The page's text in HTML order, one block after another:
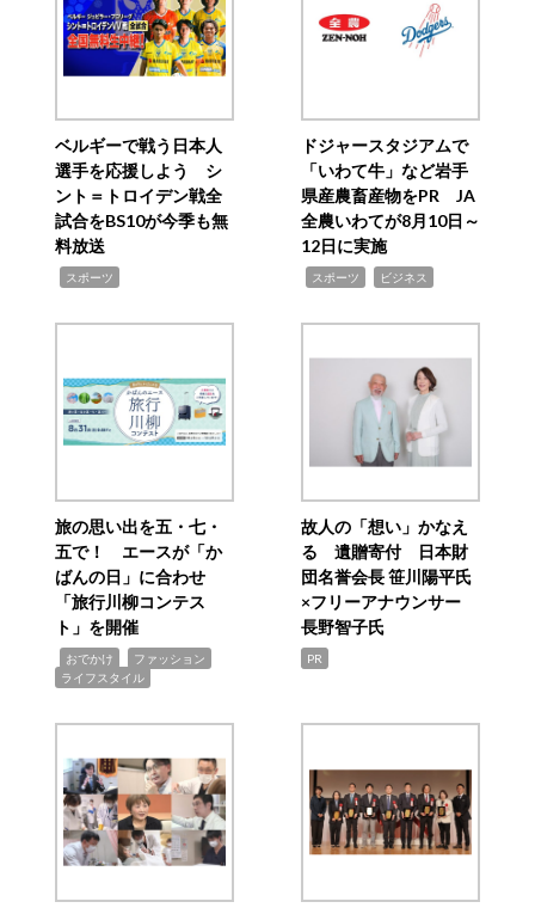
ベルギーで戦う日本人
選手を応援しよう シ
ント＝トロイデン戦全
試合をBS10が今季も無
料放送
スポーツ
ドジャースタジアムで
「いわて牛」など岩手
県産農畜産物をPR JA
全農いわてが8月10日～
12日に実施
スポーツ ビジネス
旅の思い出を五・七・
五で！ エースが「か
ばんの日」に合わせ
「旅行川柳コンテス
ト」を開催
おでかけ ファッション
ライフスタイル
故人の「想い」かなえ
る 遺贈寄付 日本財
団名誉会長 笹川陽平氏
×フリーアナウンサー
長野智子氏
PR